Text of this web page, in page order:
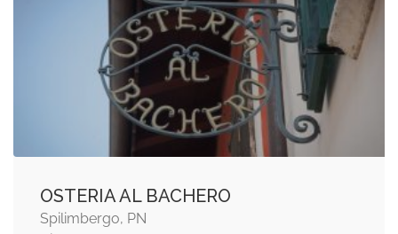
OSTERIA AL BACHERO
Spilimbergo, PN